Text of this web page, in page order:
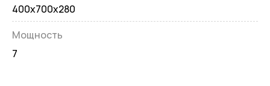
400x700x280
Мощность
7